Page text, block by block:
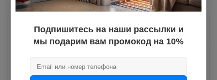
Как купить
Подпишитесь на наши рассылки и
мы подарим вам промокод на 10%